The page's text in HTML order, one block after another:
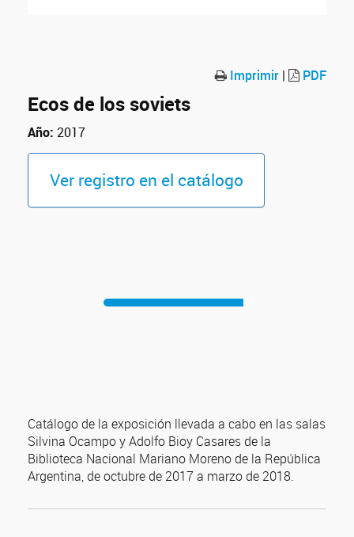
Imprimir | PDF
Ecos de los soviets
Año: 2017
Ver registro en el catálogo
Catálogo de la exposición llevada a cabo en las salas
Silvina Ocampo y Adolfo Bioy Casares de la
Biblioteca Nacional Mariano Moreno de la República
Argentina, de octubre de 2017 a marzo de 2018.